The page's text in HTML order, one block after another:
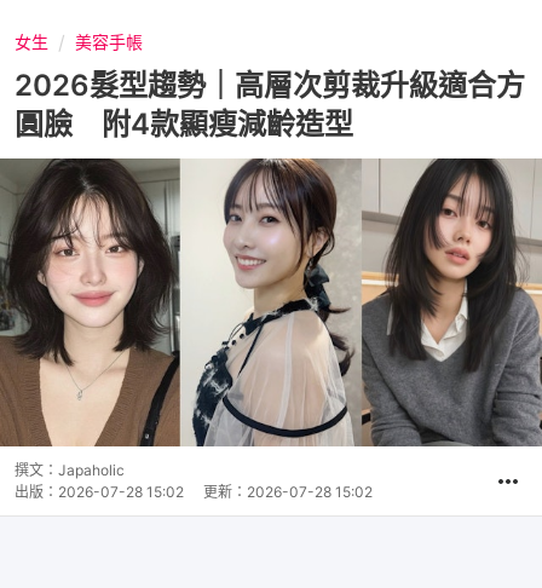
女生 美容手帳
2026髮型趨勢｜高層次剪裁升級適合方
圓臉 附4款顯瘦減齡造型
撰文： Japaholic
出版： 2026-07-28 15:02 更新： 2026-07-28 15:02